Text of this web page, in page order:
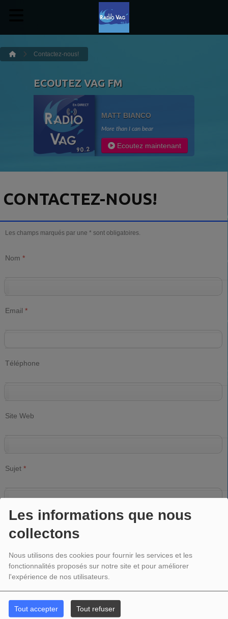
Les informations que nous
collectons
Nous utilisons des cookies pour fournir les services et les
fonctionnalités proposés sur notre site et pour améliorer
l'expérience de nos utilisateurs.
Tout accepter Tout refuser
Contactez-nous!
ECOUTEZ VAG FM
MATT BIANCO
More than I can bear
Ecoutez maintenant
CONTACTEZ-NOUS!
Les champs marqués par une * sont obligatoires.
Nom *
Email *
Téléphone
Site Web
Sujet *
Message *